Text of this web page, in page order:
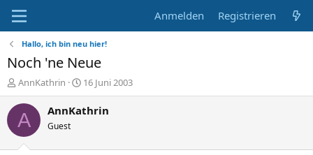
Anmelden Registrieren
Hallo, ich bin neu hier!
Noch 'ne Neue
E
r
s
t
AnnKathrin
E
r
s
16 Juni 2003
A AnnKathrin
Guest